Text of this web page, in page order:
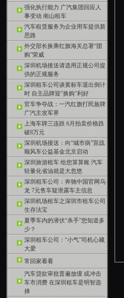
强化执行能力 广汽集团回应人
事变动 南山租车
汽车租赁服务为企业用车提供新
思路
外交部长换乘红旗海关总署“团
购”荣威
深圳机场接送请选用正规公司提
供的正规服务
深圳租车公司谈黄标车退出倒计
时 自主品牌迎"换购"利好
官车争夺战：一汽红旗打民族牌
广汽主攻军界
上海车牌三连跌 6月拍卖价格跌
破8万元
深圳机场接送：向“城市病”宣战
顺风车公益基金北京启动
深圳旅游租车 给您算算账 汽车
轻量化省油就是大忽悠
深圳租车公司：奔驰中国官网乌
龙 7元售车疑泄露车主信息
深圳机场租车之深圳市租车公司
生存法宝
夏季车内的潜伏“杀手”您知道多
少？
深圳租车公司：“小气”司机心藏
大爱
常回家看看
汽车贷款审批普遍放缓 或冲击
车市消费 在深圳租车是明智选
择